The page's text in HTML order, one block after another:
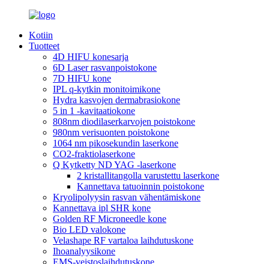
Kotiin
Tuotteet
4D HIFU konesarja
6D Laser rasvanpoistokone
7D HIFU kone
IPL q-kytkin monitoimikone
Hydra kasvojen dermabrasiokone
5 in 1 -kavitaatiokone
808nm diodilaserkarvojen poistokone
980nm verisuonten poistokone
1064 nm pikosekundin laserkone
CO2-fraktiolaserkone
Q Kytketty ND YAG -laserkone
2 kristallitangolla varustettu laserkone
Kannettava tatuoinnin poistokone
Kryolipolyysin rasvan vähentämiskone
Kannettava ipl SHR kone
Golden RF Microneedle kone
Bio LED valokone
Velashape RF vartaloa laihdutuskone
Ihoanalyysikone
EMS-veistoslaihdutuskone